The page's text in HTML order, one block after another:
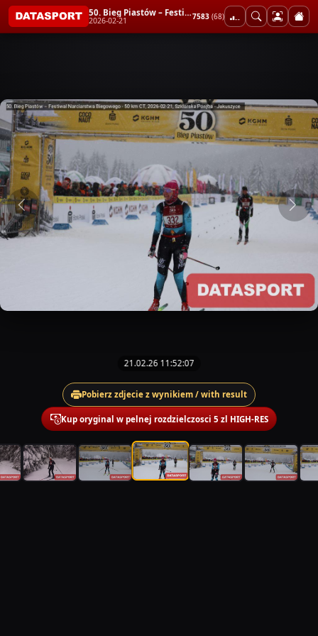
50. Bieg Piastów – Festiwal Narciarstwa Biegowego - 50 km CT
2026-02-21 7583 (68)
21.02.26 11:52:07
Pobierz zdjecie z wynikiem / with result
Kup oryginal w pelnej rozdzielczosci 5 zl HIGH-RES